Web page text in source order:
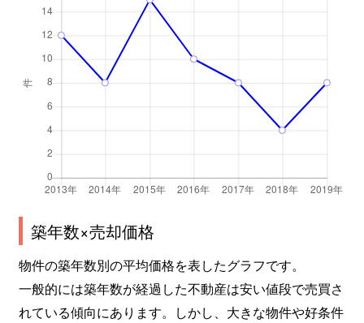
築年数×売却価格
物件の築年数別の平均価格を表したグラフです。
一般的には築年数が経過した不動産は安い値段で売買さ
れている傾向にあります。しかし、大きな物件や好条件